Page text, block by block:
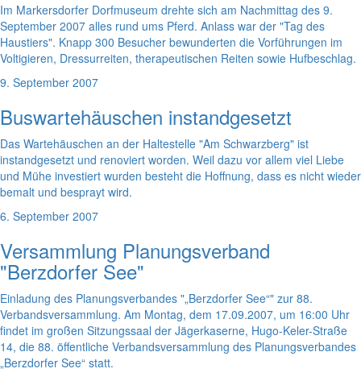
Im Markersdorfer Dorfmuseum drehte sich am Nachmittag des 9.
September 2007 alles rund ums Pferd. Anlass war der "Tag des
Haustiers". Knapp 300 Besucher bewunderten die Vorführungen im
Voltigieren, Dressurreiten, therapeutischen Reiten sowie Hufbeschlag.
9. September 2007
Buswartehäuschen instandgesetzt
Das Wartehäuschen an der Haltestelle "Am Schwarzberg" ist
instandgesetzt und renoviert worden. Weil dazu vor allem viel Liebe
und Mühe investiert wurden besteht die Hoffnung, dass es nicht wieder
bemalt und besprayt wird.
6. September 2007
Versammlung Planungsverband
"Berzdorfer See"
Einladung des Planungsverbandes "„Berzdorfer See“" zur 88.
Verbandsversammlung. Am Montag, dem 17.09.2007, um 16:00 Uhr
findet im großen Sitzungssaal der Jägerkaserne, Hugo-Keler-Straße
14, die 88. öffentliche Verbandsversammlung des Planungsverbandes
„Berzdorfer See“ statt.